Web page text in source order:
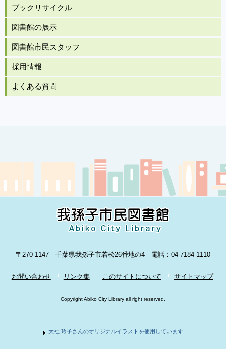
ブックリサイクル
図書館の展示
図書館市民スタッフ
採用情報
よくある質問
〒270-1147 千葉県我孫子市若松26番地の4 電話：04-7184-1110
お問い合わせ リンク集 このサイトについて サイトマップ
Copyright Abiko City Library all right reserved.
大社 玲子さんのオリジナルイラストを使用しています